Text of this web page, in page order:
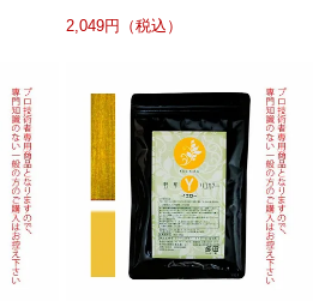
2,049円（税込）